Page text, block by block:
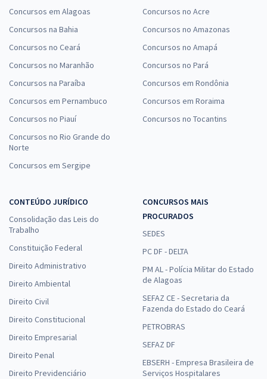
Concursos em Alagoas
Concursos na Bahia
Concursos no Ceará
Concursos no Maranhão
Concursos na Paraíba
Concursos em Pernambuco
Concursos no Piauí
Concursos no Rio Grande do
Norte
Concursos em Sergipe
Concursos no Acre
Concursos no Amazonas
Concursos no Amapá
Concursos no Pará
Concursos em Rondônia
Concursos em Roraima
Concursos no Tocantins
CONTEÚDO JURÍDICO
Consolidação das Leis do
Trabalho
Constituição Federal
Direito Administrativo
Direito Ambiental
Direito Civil
Direito Constitucional
Direito Empresarial
Direito Penal
Direito Previdenciário
CONCURSOS MAIS
PROCURADOS
SEDES
PC DF - DELTA
PM AL - Polícia Militar do Estado
de Alagoas
SEFAZ CE - Secretaria da
Fazenda do Estado do Ceará
PETROBRAS
SEFAZ DF
EBSERH - Empresa Brasileira de
Serviços Hospitalares